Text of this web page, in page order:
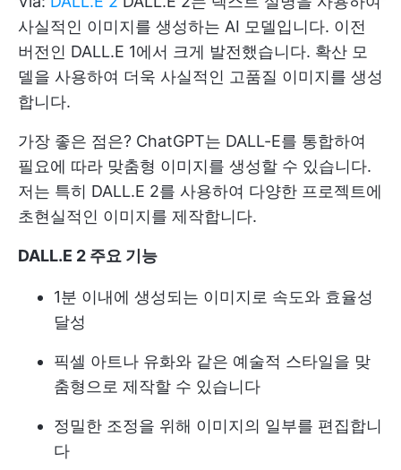
사실적인 이미지를 생성하는 AI 모델입니다. 이전
버전인 DALL.E 1에서 크게 발전했습니다. 확산 모
델을 사용하여 더욱 사실적인 고품질 이미지를 생성
합니다.
가장 좋은 점은? ChatGPT는 DALL-E를 통합하여
필요에 따라 맞춤형 이미지를 생성할 수 있습니다.
저는 특히 DALL.E 2를 사용하여 다양한 프로젝트에
초현실적인 이미지를 제작합니다.
DALL.E 2 주요 기능
1분 이내에 생성되는 이미지로 속도와 효율성
달성
픽셀 아트나 유화와 같은 예술적 스타일을 맞
춤형으로 제작할 수 있습니다
정밀한 조정을 위해 이미지의 일부를 편집합니
다